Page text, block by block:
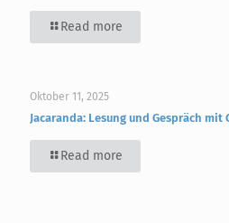
Read more
Oktober 11, 2025
Jacaranda: Lesung und Gespräch mit
Read more